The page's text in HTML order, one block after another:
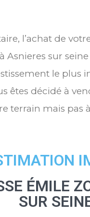
l’achat de
Asnieres sur
le plus
êtes décidé à
terrain mais pas
ÉMILE
SUR